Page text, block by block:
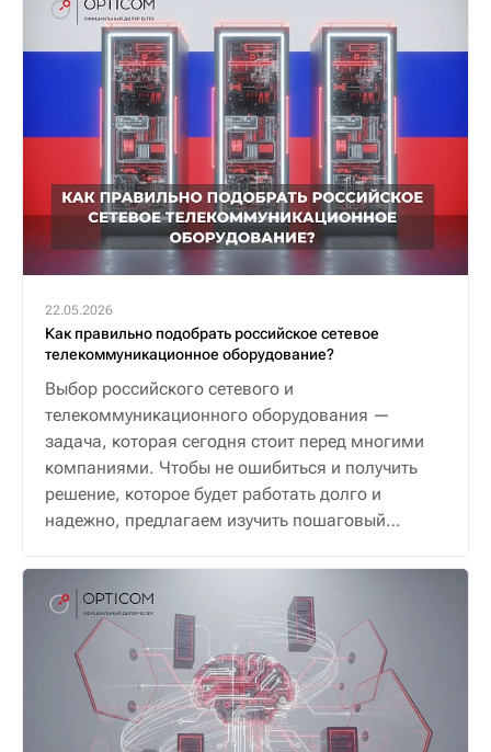
22.05.2026
Как правильно подобрать российское сетевое
телекоммуникационное оборудование?
Выбор российского сетевого и
телекоммуникационного оборудования —
задача, которая сегодня стоит перед многими
компаниями. Чтобы не ошибиться и получить
решение, которое будет работать долго и
надежно, предлагаем изучить пошаговый